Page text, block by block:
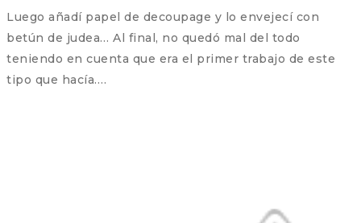
Luego añadí papel de decoupage y lo envejecí con
betún de judea… Al final, no quedó mal del todo
teniendo en cuenta que era el primer trabajo de este
tipo que hacía….